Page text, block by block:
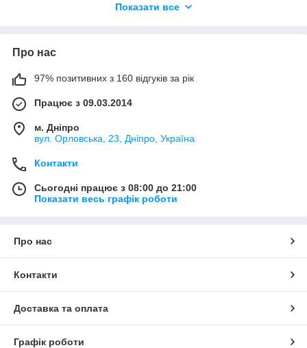
шум, знижуючи навантаження на слух і підвищуючи
взимку і захищає від перегріву влітку.
Робота сільськогосподарської техніки супроводжується
втоми і зниження концентрації.
Встановлення обшивки знижує рівень шуму, підвищує
теплоізоляцію кабіни і робить керування технікою
комфортнішим.
Вкладення в якісну шумку - це турбота про зручність
Шумоізоляція трактора за кращою
Чому обшивка трактора від Дніпрозапчастини - найкращий
вибір:
Відсутність стиків підвищує термін експлуатації та
міцність конструкції.
Преміум-екошкіра стійка до стирання, витримує різкі
перепади температури, не ламається і не
розшаровується з роками.
Показати все
Про нас
97% позитивних з 160 відгуків за рік
Працює з 09.03.2014
м. Дніпро
вул. Орловська, 23, Дніпро, Україна
Контакти
Сьогодні працює з 08:00 до 21:00
Показати весь графік роботи
Про нас
Контакти
Доставка та оплата
Графік роботи